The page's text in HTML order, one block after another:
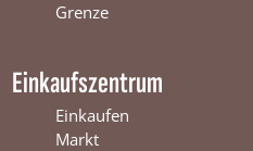
Grenze
Einkaufszentrum
Einkaufen
Markt